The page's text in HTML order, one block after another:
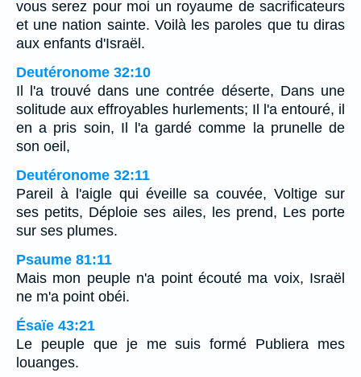
vous serez pour moi un royaume de sacrificateurs
et une nation sainte. Voilà les paroles que tu diras
aux enfants d'Israël.
Deutéronome 32:10
Il l'a trouvé dans une contrée déserte, Dans une
solitude aux effroyables hurlements; Il l'a entouré, il
en a pris soin, Il l'a gardé comme la prunelle de
son oeil,
Deutéronome 32:11
Pareil à l'aigle qui éveille sa couvée, Voltige sur
ses petits, Déploie ses ailes, les prend, Les porte
sur ses plumes.
Psaume 81:11
Mais mon peuple n'a point écouté ma voix, Israël
ne m'a point obéi.
Ésaïe 43:21
Le peuple que je me suis formé Publiera mes
louanges.